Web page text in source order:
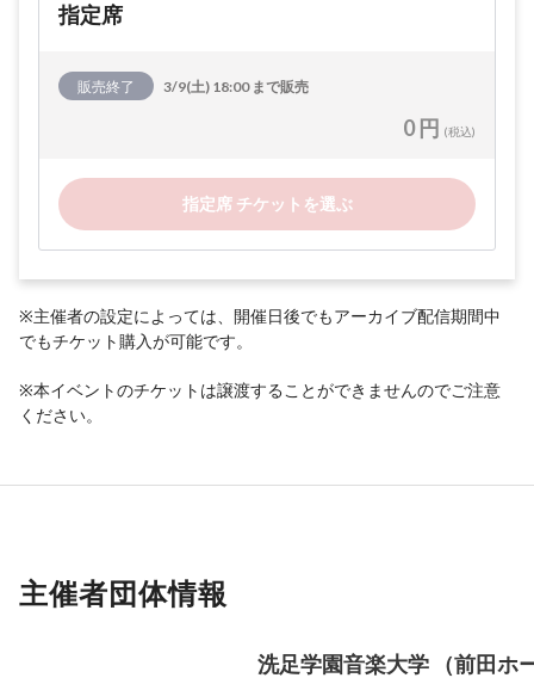
指定席
販売終了 3/9(土) 18:00 まで販売
0 円 (税込)
指定席 チケットを選ぶ
※主催者の設定によっては、開催日後でもアーカイブ配信期間中
でもチケット購入が可能です。
※本イベントのチケットは譲渡することができませんのでご注意
ください。
主催者団体情報
洗足学園音楽大学 （前田ホ